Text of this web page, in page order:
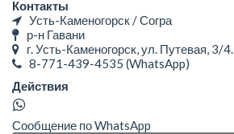
Контакты
Усть-Каменогорск / Согра
р-н Гавани
г. Усть-Каменогорск, ул. Путевая, 3/4.
8-771-439-4535 (WhatsApp)
Действия
Сообщение по WhatsApp